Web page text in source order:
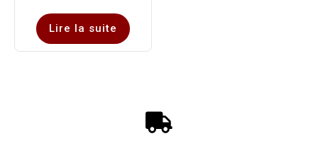
Lire la suite